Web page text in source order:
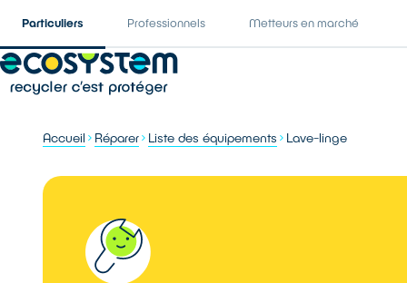
Particuliers Professionnels Metteurs en marché
Accueil Réparer Liste des équipements Lave-linge